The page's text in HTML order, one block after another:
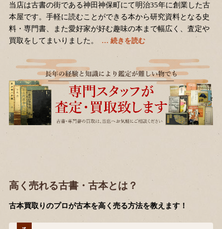
当店は古書の街である神田神保町にて明治35年に創業した古
本屋です。手軽に読むことができる本から研究資料となる史
料・専門書、また愛好家が好む趣味の本まで幅広く、査定や
買取をしてまいりました。
高く売れる古書・古本とは？
古本買取りのプロが古本を高く売る方法を教えます！